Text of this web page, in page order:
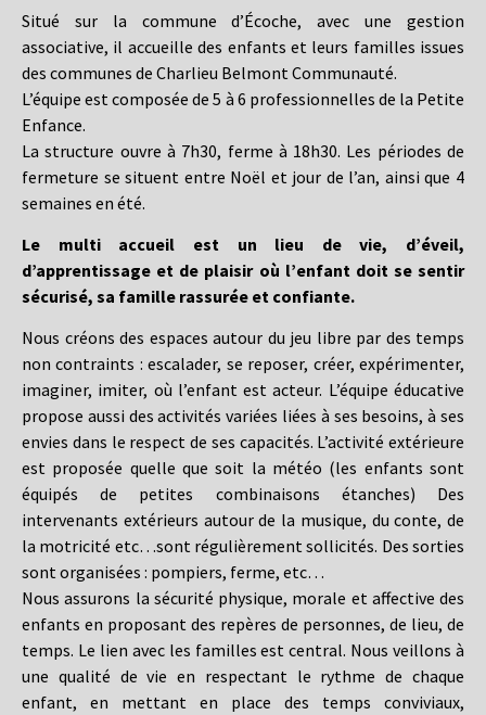
Situé sur la commune d’Écoche, avec une gestion
associative, il accueille des enfants et leurs familles issues
des communes de Charlieu Belmont Communauté.
L’équipe est composée de 5 à 6 professionnelles de la Petite
Enfance.
La structure ouvre à 7h30, ferme à 18h30. Les périodes de
fermeture se situent entre Noël et jour de l’an, ainsi que 4
semaines en été.
Le multi accueil est un lieu de vie, d’éveil,
d’apprentissage et de plaisir où l’enfant doit se sentir
sécurisé, sa famille rassurée et confiante.
Nous créons des espaces autour du jeu libre par des temps
non contraints : escalader, se reposer, créer, expérimenter,
imaginer, imiter, où l’enfant est acteur. L’équipe éducative
propose aussi des activités variées liées à ses besoins, à ses
envies dans le respect de ses capacités. L’activité extérieure
est proposée quelle que soit la météo (les enfants sont
équipés de petites combinaisons étanches) Des
intervenants extérieurs autour de la musique, du conte, de
la motricité etc…sont régulièrement sollicités. Des sorties
sont organisées : pompiers, ferme, etc…
Nous assurons la sécurité physique, morale et affective des
enfants en proposant des repères de personnes, de lieu, de
temps. Le lien avec les familles est central. Nous veillons à
une qualité de vie en respectant le rythme de chaque
enfant, en mettant en place des temps conviviaux,